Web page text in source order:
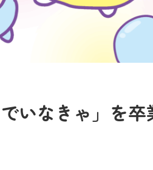
でいなきゃ」を